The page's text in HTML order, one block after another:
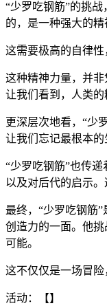
“少罗吃钢筋”的挑
的，是一种强大的
这需要极高的自律性
这种精神力量，并
让我们看到，人类
更深层次地看，“少
让我们忘记最根本
“少罗吃钢筋”也传
以及对后代的启示
最终，“少罗吃钢筋
创造力的一面。他
可能。
这不仅仅是一场冒险
活动：【】